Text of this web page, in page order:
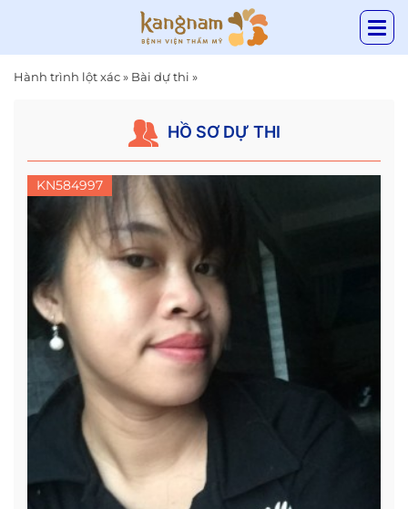
Hành trình lột xác» Bài dự thi »
HỒ SƠ DỰ THI
KN584997